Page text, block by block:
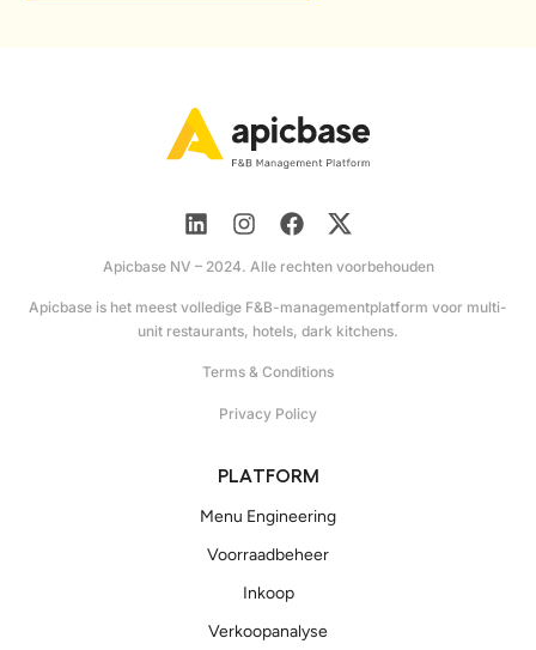
Apicbase NV – 2024. Alle rechten voorbehouden
Apicbase is het meest volledige F&B-managementplatform voor multi-
unit restaurants, hotels, dark kitchens.
Terms & Conditions
Privacy Policy
PLATFORM
Menu Engineering
Voorraadbeheer
Inkoop
Verkoopanalyse